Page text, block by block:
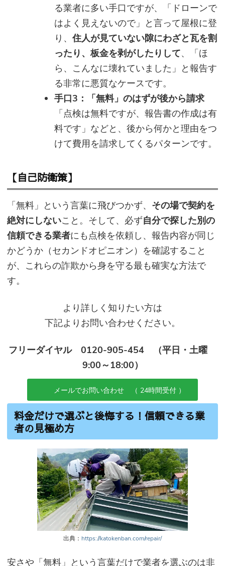
る業者に多い手口ですが、「ドローンで
はよく見えないので」と言って屋根に登
り、住人が見ていない隙にわざと瓦を割
ったり、板金を剥がしたりして、「ほ
ら、こんなに壊れていました」と報告す
る非常に悪質なケースです。
手口3：「無料」のはずが後から請求
「点検は無料ですが、報告書の作成は有
料です」などと、後から何かと理由をつ
けて費用を請求してくるパターンです。
【自己防衛策】
「無料」という言葉に飛びつかず、 その場で契約を
絶対にしないこと。そして、必ず自分で探した別の
信頼できる業者にも点検を依頼し、報告内容が同じ
かどうか（セカンドオピニオン）を確認すること
が、これらの詐欺から身を守る最も確実な方法で
す。
より詳しく知りたい方は
下記よりお問い合わせください。
フリーダイヤル 0120-905-454 （平日・土曜
9:00～18:00）
メールでお問い合わせ （ 24時間受付 ）
料金だけで選ぶと後悔する！信頼できる業
者の見極め方
出典： https://katokenban.com/repair/
安さや「無料」という言葉だけで業者を選ぶのは非